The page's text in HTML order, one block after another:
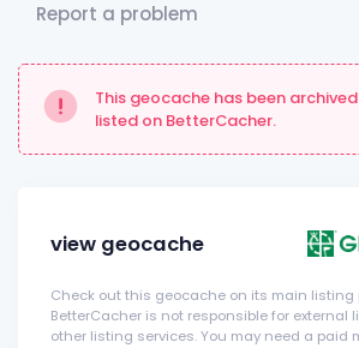
Report a problem
This geocache has been
listed on BetterCacher.
view geocache
Check out this geocache on its main listing
BetterCacher is not responsible for external
other listing services. You may need a paid